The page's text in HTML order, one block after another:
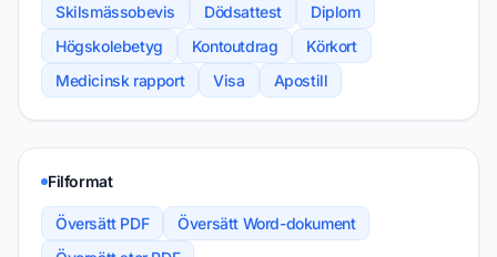
Skilsmässobevis
Dödsattest
Diplom
Högskolebetyg
Kontoutdrag
Körkort
Medicinsk rapport
Visa Apostill
Filformat
Översätt PDF
Översätt Word-dokument